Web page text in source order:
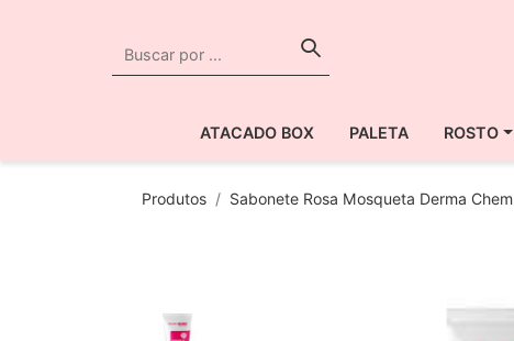
ATACADO BOX PALETA ROSTO
Produtos Sabonete Rosa Mosqueta Derma Chem